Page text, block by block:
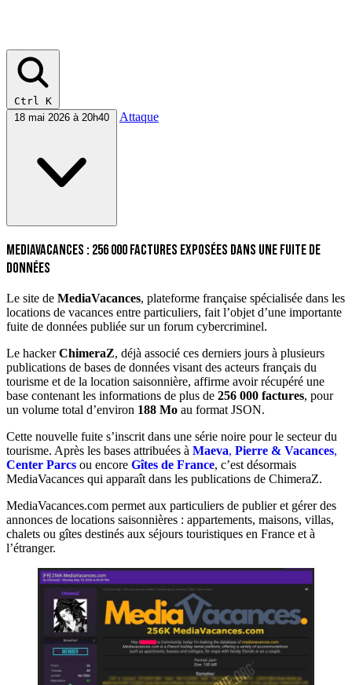
Ctrl K
18 mai 2026 à 20h40
Attaque
MediaVacances : 256 000 factures exposées dans une fuite de
données
Le site de MediaVacances, plateforme française spécialisée dans les
locations de vacances entre particuliers, fait l’objet d’une importante
fuite de données publiée sur un forum cybercriminel.
Le hackerChimeraZ, déjà associé ces derniers jours à plusieurs
publications de bases de données visant des acteurs français du
tourisme et de la location saisonnière, affirme avoir récupéré une
base contenant les informations de plus de 256 000 factures, pour
un volume total d’environ 188 Mo au format JSON.
Cette nouvelle fuite s’inscrit dans une série noire pour le secteur du
tourisme. Après les bases attribuées à Maeva, Pierre & Vacances,
Center Parcs ou encore Gîtes de France, c’est désormais
MediaVacances qui apparaît dans les publications de ChimeraZ.
MediaVacances.com permet aux particuliers de publier et gérer des
annonces de locations saisonnières : appartements, maisons, villas,
chalets ou gîtes destinés aux séjours touristiques en France et à
l’étranger.